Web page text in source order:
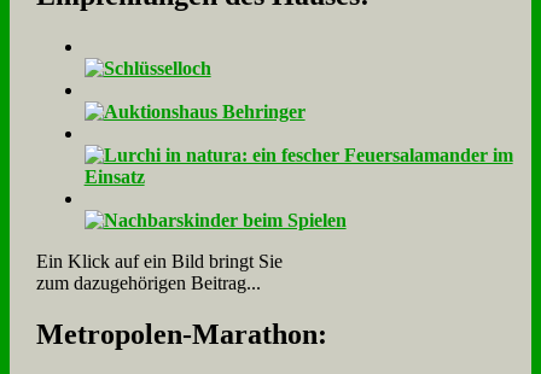
Ein Klick auf ein Bild bringt Sie
zum dazugehörigen Beitrag...
Me­tro­po­len-Ma­ra­thon: